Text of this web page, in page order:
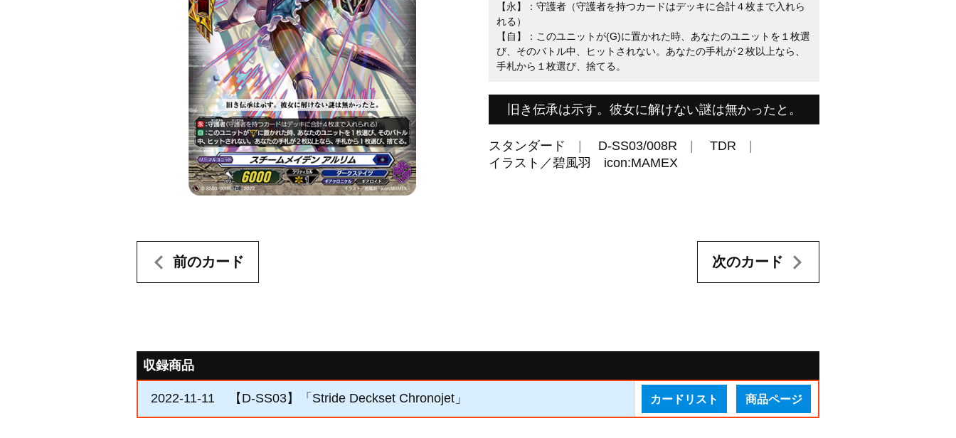
【永】：守護者（守護者を持つカードはデッキに合計４枚まで入れら
れる）
【自】：このユニットが(G)に置かれた時、あなたのユニットを１枚選
び、そのバトル中、ヒットされない。あなたの手札が２枚以上なら、
手札から１枚選び、捨てる。
旧き伝承は示す。彼女に解けない謎は無かったと。
スタンダード D-SS03/008R
TDR
イラスト／碧風羽 icon:MAMEX
前のカード 次のカード
収録商品
2022-11-11 【D-SS03】「Stride Deckset Chronojet」 カードリスト 商品ページ